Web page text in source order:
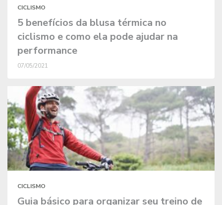
CICLISMO
5 benefícios da blusa térmica no
ciclismo e como ela pode ajudar na
performance
07/05/2021
CICLISMO
Guia básico para organizar seu treino de